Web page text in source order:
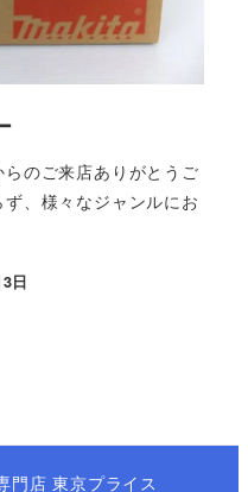
のご来店ありがとうご
、様々なジャンルにお
日
店 東京プライス